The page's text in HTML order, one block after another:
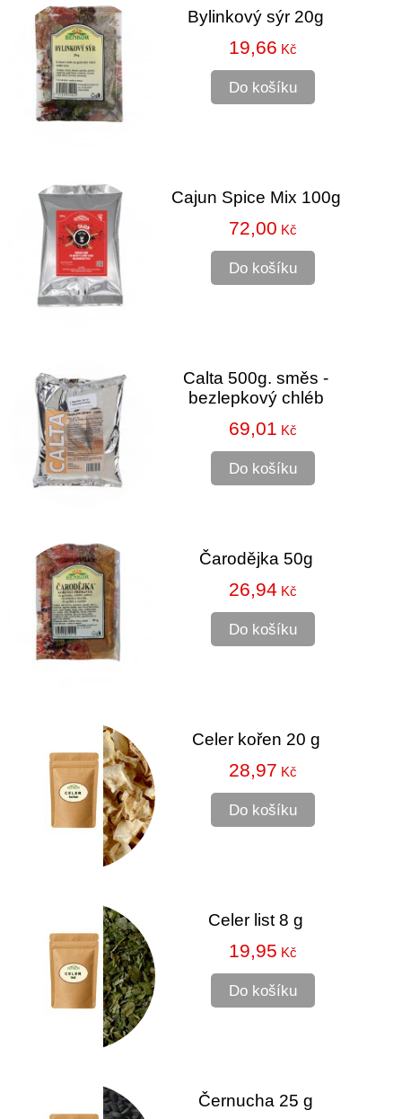
Bylinkový sýr 20g
19,66 Kč
Do košíku
Cajun Spice Mix 100g
72,00 Kč
Do košíku
Calta 500g. směs -
bezlepkový chléb
69,01 Kč
Do košíku
Čarodějka 50g
26,94 Kč
Do košíku
Celer kořen 20 g
28,97 Kč
Do košíku
Celer list 8 g
19,95 Kč
Do košíku
Černucha 25 g